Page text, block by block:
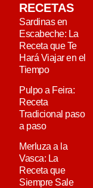
RECETAS
Sardinas en
Escabeche: La
Receta que Te
Hará Viajar en el
Tiempo
Pulpo a Feira:
Receta
Tradicional paso
a paso
Merluza a la
Vasca: La
Receta que
Siempre Sale